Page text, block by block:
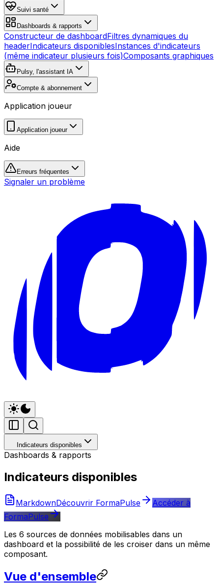
Suivi santé
Dashboards & rapports
Constructeur de dashboardFiltres dynamiques du
headerIndicateurs disponiblesInstances d'indicateurs
(même indicateur plusieurs fois)Composants graphiques
Pulsy, l'assistant IA
Compte & abonnement
Application joueur
Application joueur
Aide
Erreurs fréquentes
Signaler un problème
Indicateurs disponibles
Dashboards & rapports
Indicateurs disponibles
MarkdownDécouvrir FormaPulse
Accéder à
FormaPulse
Les 6 sources de données mobilisables dans un
dashboard et la possibilité de les croiser dans un même
composant.
Vue d'ensemble